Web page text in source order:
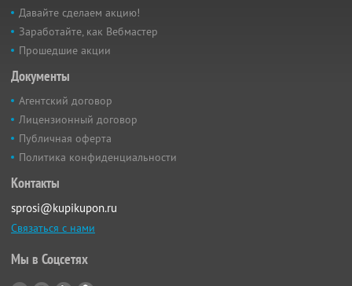
Давайте сделаем акцию!
Заработайте, как Вебмастер
Прошедшие акции
Документы
Агентский договор
Лицензионный договор
Публичная оферта
Политика конфиденциальности
Контакты
sprosi@kupikupon.ru
Связаться с нами
Мы в Соцсетях